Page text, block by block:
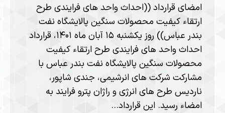
امضای قرارداد ((احداث واحد های فرایندی طرح
ارتقاء کیفیت محصولات سنگین پالایشگاه نفت
بندر عباس)) روز یکشنبه ۱۵ آبان ماه ۱۴۰۱، قرارداد
احداث واحد های فرایندی طرح ارتقاء کیفیت
محصولات سنگین پالایشگاه نفت بندر عباس با
مشارکت شرکت های انرشیمی، جندی شاپور،
ناردیس طرح های انرژی و راژان پترو فرایند به
امضاء رسید. این قرارداد…